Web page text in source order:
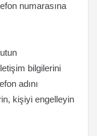
numarasına
bilgilerini
adını
kişiyi engelleyin